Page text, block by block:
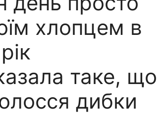
хлопцем в
таке, що
дибки